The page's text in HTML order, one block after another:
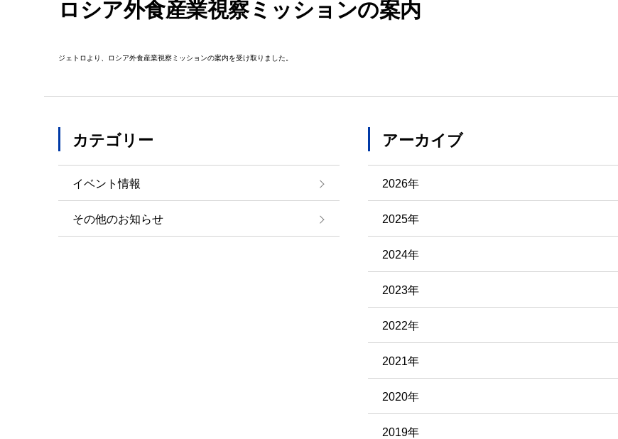
ロシア外食産業視察ミッションの案内
ジェトロより、ロシア外食産業視察ミッションの案内を受け取りました。
カテゴリー
イベント情報
その他のお知らせ
アーカイブ
2026年
2025年
2024年
2023年
2022年
2021年
2020年
2019年